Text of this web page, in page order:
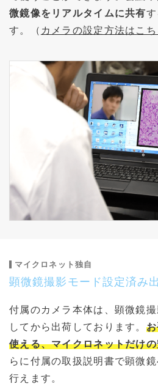
微鏡像をリアルタイムに共有
す。（ カメラの設定方法はこち
マイクロネット独自
顕微鏡撮影モード設定済み
付属のカメラ本体は、顕微鏡
してから出荷しております。
使える、マイクロネットだけ
らに付属の取扱説明書で顕微
行えます。